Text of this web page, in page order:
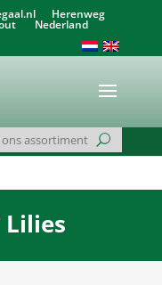
Herenweg
Nederland